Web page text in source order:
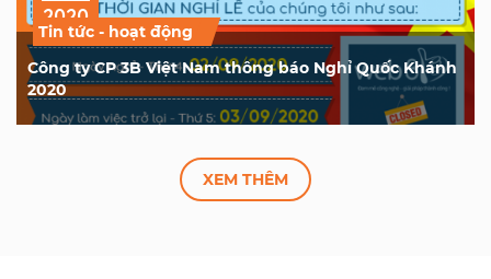
2020
Công ty CP 3B Việt Nam thông báo Nghỉ Quốc Khánh
2020
Tin tức - hoạt động
XEM THÊM